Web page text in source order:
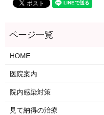
HOME
医院案内
院内感染対策
見て納得の治療